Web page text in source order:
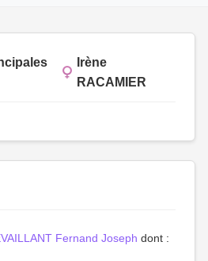
Irène
RACAMIER
Fernand Joseph dont :